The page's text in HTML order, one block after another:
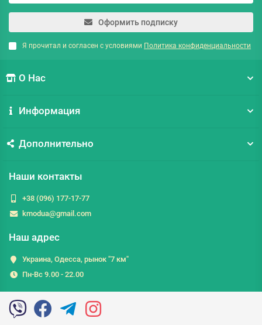
Оформить подписку
Я прочитал и согласен с условиями Политика конфиденциальности
О Нас
Информация
Дополнительно
Наши контакты
+38 (096) 177-17-77
kmodua@gmail.com
Наш адрес
Украина, Одесса, рынок "7 км"
Пн-Вс 9.00 - 22.00